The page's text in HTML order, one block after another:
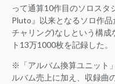
って通算10作目のソロス
Pluto』以来となるソロ作
チャリング)なしという構
ト13万1000枚を記録した。
※「アルバム換算ユニット
ルバム売上に加え、収録曲